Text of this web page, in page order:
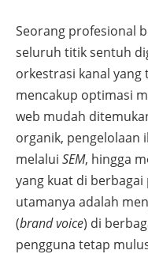
Seorang profesional
seluruh titik sentuh
orkestrasi kanal
mencakup optimasi
web mudah
organik, pengelolaan
melalui SEM, hingga
yang kuat di
utamanya adalah
(brand voice) di
pengguna tetap